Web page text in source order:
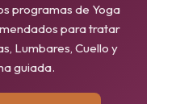
programas de Yoga
para tratar
Lumbares, Cuello y
guiada.